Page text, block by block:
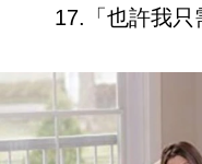
17.「也許我